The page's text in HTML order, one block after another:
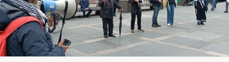
Bli med på laget!
Om oss